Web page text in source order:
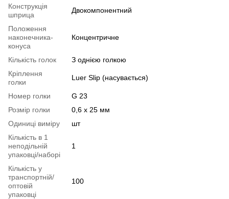
Конструкція
шприца
Двокомпонентний
Положення
наконечника-
конуса
Концентричне
Кількість голок
З однією голкою
Кріплення
голки
Luer Slip (насувається)
Номер голки
G 23
Розмір голки
0,6 х 25 мм
Одиниці виміру
шт
Кількість в 1
неподільній
упаковці/наборі
1
Кількість у
транспортній/
оптовій
упаковці
100